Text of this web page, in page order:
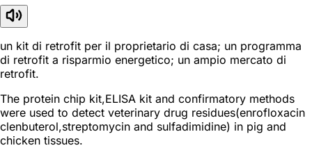
un kit di retrofit per il proprietario di casa; un programma
di retrofit a risparmio energetico; un ampio mercato di
retrofit.
The protein chip kit,ELISA kit and confirmatory methods
were used to detect veterinary drug residues(enrofloxacin
clenbuterol,streptomycin and sulfadimidine) in pig and
chicken tissues.